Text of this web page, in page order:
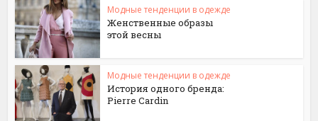
Модные тенденции в одежде
Женственные образы
этой весны
Модные тенденции в одежде
История одного бренда:
Pierre Cardin